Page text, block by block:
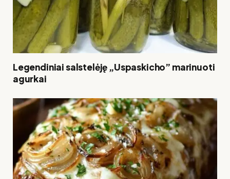
Legendiniai salstelėję „Uspaskicho” marinuoti
agurkai